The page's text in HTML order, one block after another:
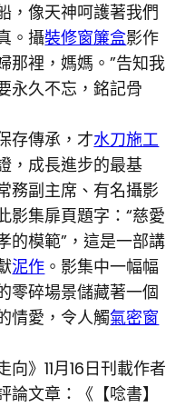
，像天神呵護著我們
。攝裝修窗簾盒影作
那裡，媽媽。”告知我
永久不忘，銘記骨
存傳承，才水刀施工
，成長進步的最基
務副主席、有名攝影
影集扉頁題字：“慈愛
的模範”，這是一部講
泥作 。影集中一幅幅
零碎場景儲藏著一個
情愛，令人觸氣密窗
》11月16日刊載作者
論文章：《【唸書】